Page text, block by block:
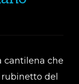
cantilena che
del